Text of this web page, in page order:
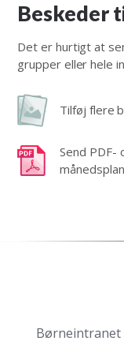
Beskeder
Det er hurtigt at
grupper eller hele
Tilføj flere
Send PDF-